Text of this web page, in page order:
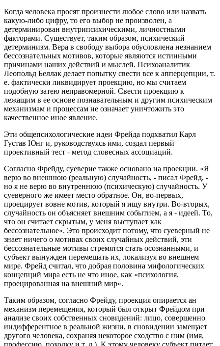
Когда человека просят произнести любое слово или назвать
какую-либо цифру, то его выбор не произволен, а
детерминирован внутрипсихическими, личностными
факторами. Существует, таким образом, психический
детерминизм. Вера в свободу выбора обусловлена незнанием
бессознательных мотивов, которые являются истинными
причинами наших действий и мыслей. Психоаналитик
Леопольд Беллак делает попытку свести все к апперцепции, т.
е. фактически ликвидирует проекцию, но мы считаем
подобную затею неправомерной. Свести проекцию к
лежащим в ее основе познавательным и другим психическим
механизмам и процессам не означает уничтожить это
качественное иное явление.
Эти общепсихологические идеи Фрейда подхватил Карл
Густав Юнг и, руководствуясь ими, создал первый
проективный тест - метод словесных ассоциаций.
Согласно Фрейду, суеверие также основано на проекции. «Я
верю во внешнюю (реальную) случайность, - писал Фрейд, -
но я не верю во внутреннюю (психическую) случайность. У
суеверного же имеет место обратное. Он, во-первых,
проецирует вовне мотив, который я ищу внутри. Во-вторых,
случайность он объясняет внешним событием, а я - идеей. То,
что он считает скрытым, у меня выступает как
бессознательное». Это происходит потому, что суеверный не
знает ничего о мотивах своих случайных действий, эти
бессознательные мотивы стремятся стать осознанными, и
субъект вынужден перемещать их, локализуя во внешнем
мире. Фрейд считал, что добрая половина мифологических
концепций мира есть не что иное, как «психология,
проецированная на внешний мир».
Таким образом, согласно Фрейду, проекция опирается ан
механизм перемещения, который был открыт Фрейдом при
анализе своих собственных сновидений: лицо, совершенно
индифферентное в реальной жизни, в сновидении замещает
другого человека, сохраняя некоторое сходство с ним (имя,
профессию, походку и т. д.). К этому человеку субъект питает